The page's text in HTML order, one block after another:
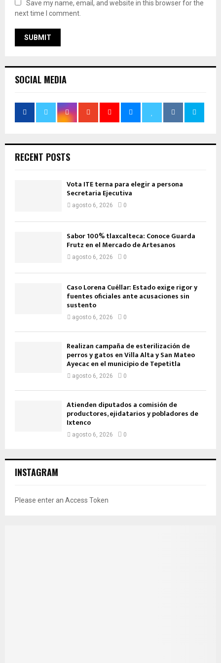
Save my name, email, and website in this browser for the
next time I comment.
SOCIAL MEDIA
RECENT POSTS
Vota ITE terna para elegir a persona
Secretaria Ejecutiva
agosto 6, 2026 0
Sabor 100% tlaxcalteca: Conoce Guarda
Frutz en el Mercado de Artesanos
agosto 6, 2026 0
Caso Lorena Cuéllar: Estado exige rigor y
fuentes oficiales ante acusaciones sin
sustento
agosto 6, 2026 0
Realizan campaña de esterilización de
perros y gatos en Villa Alta y San Mateo
Ayecac en el municipio de Tepetitla
agosto 6, 2026 0
Atienden diputados a comisión de
productores, ejidatarios y pobladores de
Ixtenco
agosto 6, 2026 0
INSTAGRAM
Please enter an Access Token